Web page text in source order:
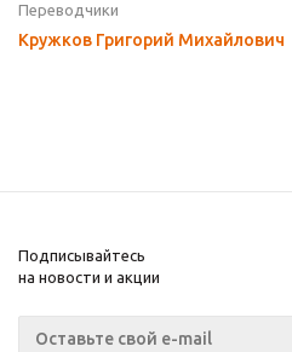
Переводчики
Кружков Григорий Михайлович
Подписывайтесь
на новости и акции